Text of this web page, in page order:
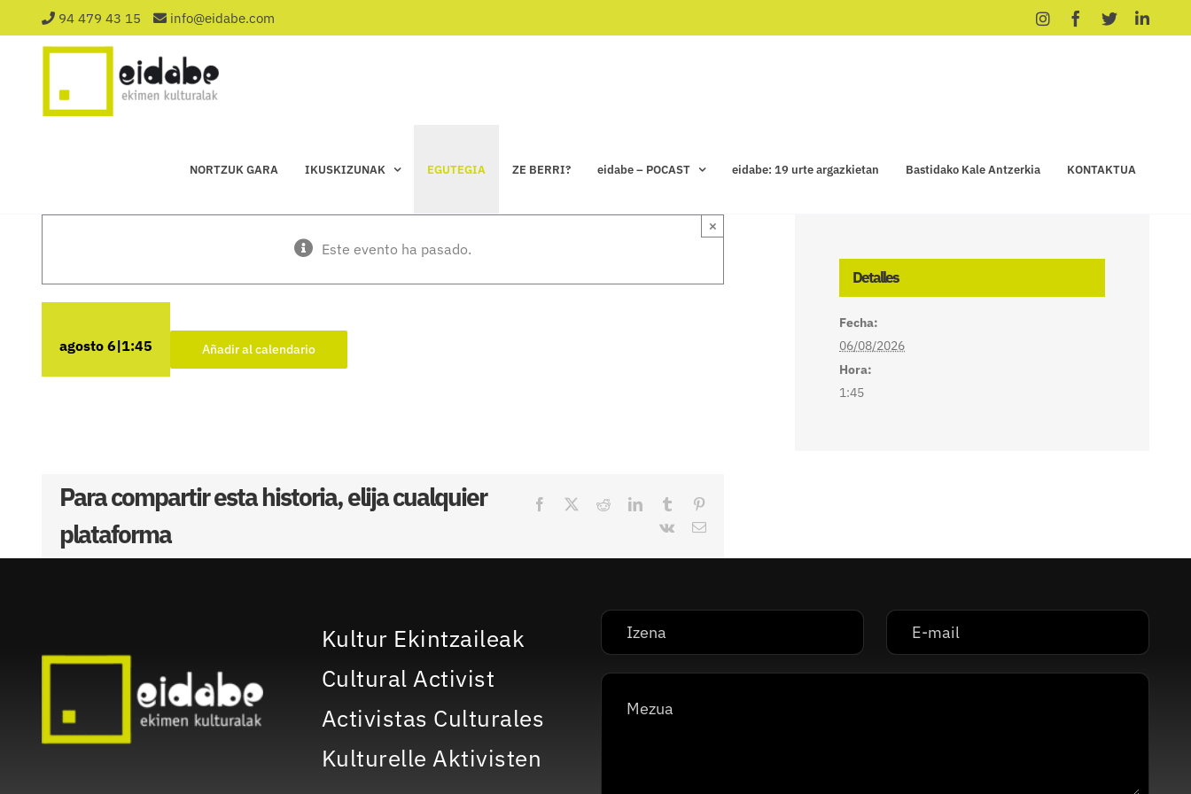
al
contenido
94 479 43 15 info@eidabe.com InstagramFacebook
X
NORTZUK GARA IKUSKIZUNAK EGUTEGIA ZE BERRI? eidabe – POCAST eidabe: 19 urte argazkietan Bastidako Kale Antzerkia KONTAKTUA
Este evento ha pasado.
×
agosto 6|1:45 Añadir al calendario
Para compartir esta historia, elija cualquier
plataforma
Facebook RedditLinkedInTumblr
Vk
Correo
Detalles
Fecha:
06/08/2026
Hora:
1:45
Kultur Ekintzaileak
Cultural Activist
Activistas Culturales
Kulturelle Aktivisten